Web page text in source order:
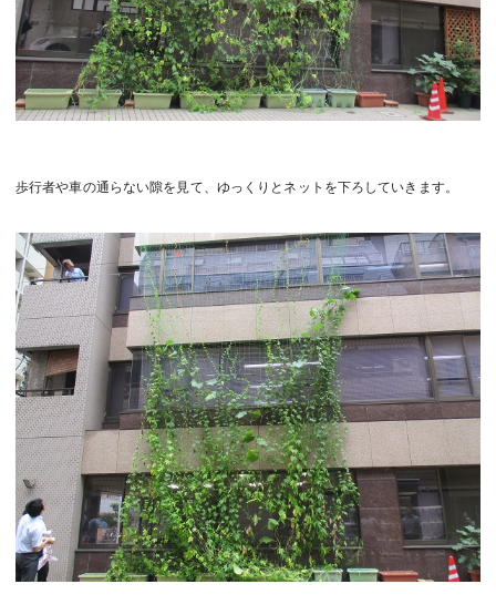
歩行者や車の通らない隙を見て、ゆっくりとネットを下ろしていきます。